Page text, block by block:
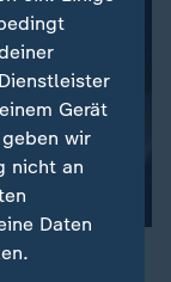
vergoldeten
Gerät
wir
nicht an
Daten